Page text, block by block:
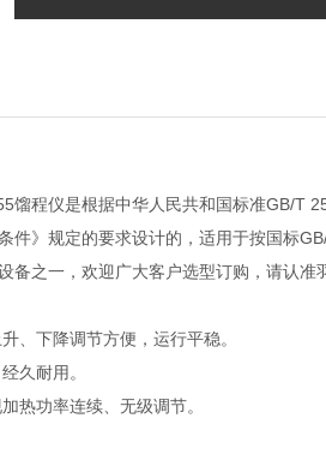
馏程仪是根据中华人民共和国标准GB/T
件》规定的要求设计的，适用于按国标
备之一，欢迎广大客户选型订购，请认
、下降调节方便，运行平稳。
久耐用。
热功率连续、无级调节。